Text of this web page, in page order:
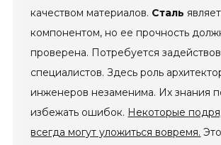
качеством материалов. Сталь
компонентом, но ее прочность
проверена. Потребуется
специалистов. Здесь роль
инженеров незаменима. Их знания
избежать ошибок. Некоторые
всегда могут уложиться вовремя.